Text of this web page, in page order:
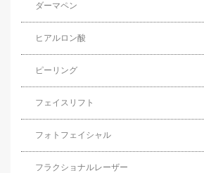
ダーマペン
ヒアルロン酸
ピーリング
フェイスリフト
フォトフェイシャル
フラクショナルレーザー